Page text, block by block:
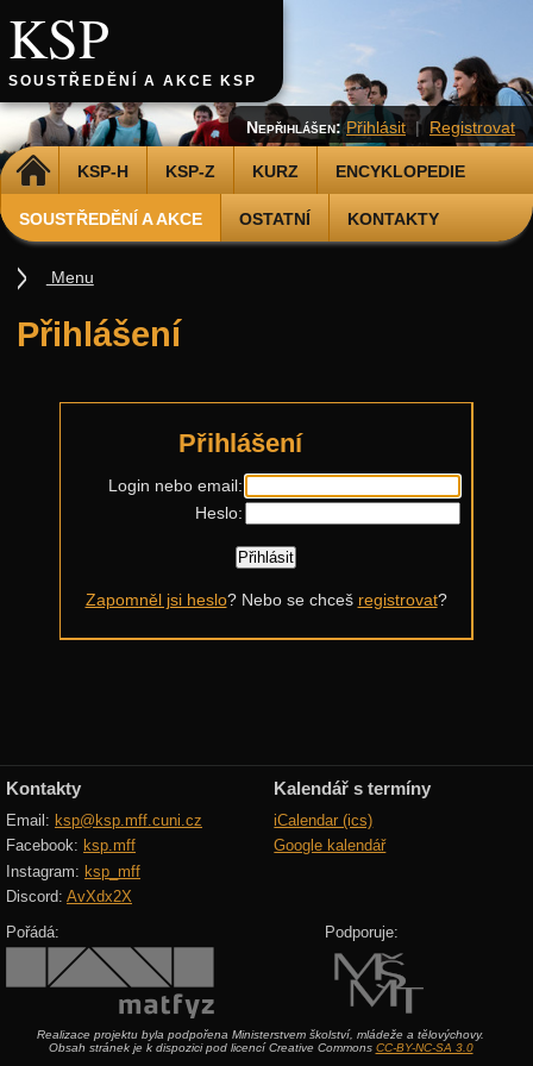
KSP
SOUSTŘEDĚNÍ A AKCE KSP
DOMŮ KSP-H KSP-Z KURZ ENCYKLOPEDIE
SOUSTŘEDĚNÍ A AKCE OSTATNÍ KONTAKTY
Nepřihlášen: Přihlásit | Registrovat
Přihlášení
Přihlášení
Login nebo email:
Heslo:
Zapomněl jsi heslo? Nebo se chceš registrovat?
Menu
Historické akce
Kontakty
Email: ksp@ksp.mff.cuni.cz
Facebook: ksp.mff
Instagram: ksp_mff
Discord: AvXdx2X
Kalendář s termíny
iCalendar (ics)
Google kalendář
Pořádá: Podporuje:
Realizace projektu byla podpořena Ministerstvem školství, mládeže a tělovýchovy.
Obsah stránek je k dispozici pod licencí Creative Commons CC-BY-NC-SA 3.0